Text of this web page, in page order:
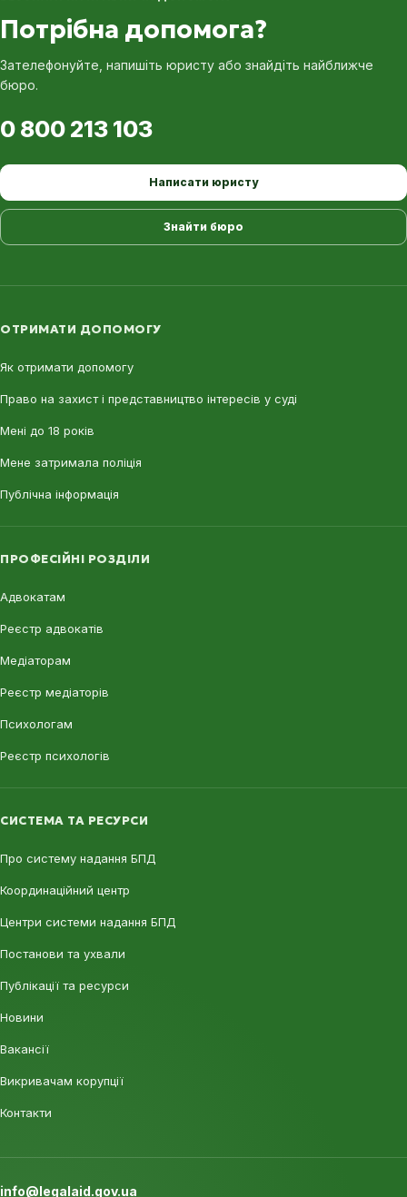
Потрібна допомога?
Зателефонуйте, напишіть юристу або знайдіть найближче
бюро.
0 800 213 103
Написати юристу
Знайти бюро
ОТРИМАТИ ДОПОМОГУ
Як отримати допомогу
Право на захист і представництво інтересів у суді
Мені до 18 років
Мене затримала поліція
Публічна інформація
ПРОФЕСІЙНІ РОЗДІЛИ
Адвокатам
Реєстр адвокатів
Медіаторам
Реєстр медіаторів
Психологам
Реєстр психологів
СИСТЕМА ТА РЕСУРСИ
Про систему надання БПД
Координаційний центр
Центри системи надання БПД
Постанови та ухвали
Публікації та ресурси
Новини
Вакансії
Викривачам корупції
Контакти
info@legalaid.gov.ua